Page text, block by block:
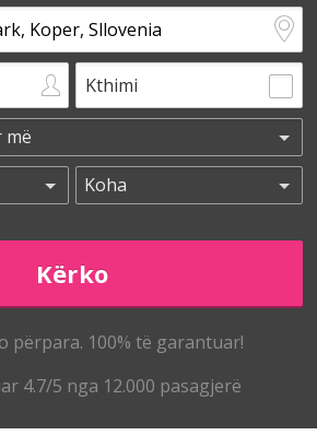
Kthimi
përpara. 100% të garantuar!
4.7/5 nga 12.000 pasagjerë